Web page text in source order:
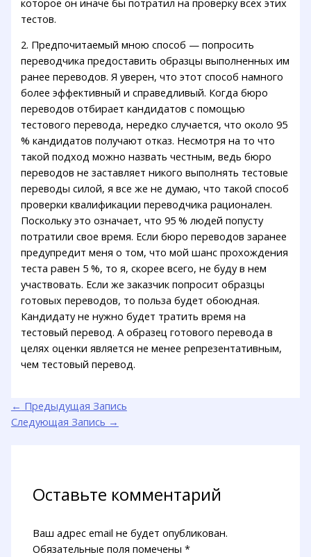
тестов.
2. Предпочитаемый мною способ — попросить
переводчика предоставить образцы выполненных им
ранее переводов. Я уверен, что этот способ намного
более эффективный и справедливый. Когда бюро
переводов отбирает кандидатов с помощью
тестового перевода, нередко случается, что около 95
% кандидатов получают отказ. Несмотря на то что
такой подход можно назвать честным, ведь бюро
переводов не заставляет никого выполнять тестовые
переводы силой, я все же не думаю, что такой способ
проверки квалификации переводчика рационален.
Поскольку это означает, что 95 % людей попусту
потратили свое время. Если бюро переводов заранее
предупредит меня о том, что мой шанс прохождения
теста равен 5 %, то я, скорее всего, не буду в нем
участвовать. Если же заказчик попросит образцы
готовых переводов, то польза будет обоюдная.
Кандидату не нужно будет тратить время на
тестовый перевод. А образец готового перевода в
целях оценки является не менее репрезентативным,
чем тестовый перевод.
← Предыдущая Запись
Следующая Запись →
Оставьте комментарий
Ваш адрес email не будет опубликован.
Обязательные поля помечены*